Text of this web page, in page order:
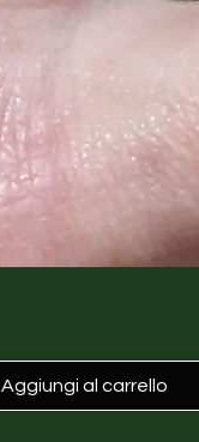
Aggiungi al carrello